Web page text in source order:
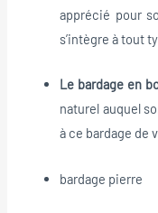
apprécié pour
s’intègre à tout
Le bardage en
naturel auquel
à ce bardage de
bardage pierre